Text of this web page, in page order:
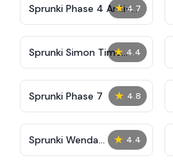
★ 4.7
Sprunki Phase 4 Anti-
Shifted
★ 4.4
Sprunki Simon Time
Phase 2
★ 4.8
Sprunki Phase 7
★ 4.4
Sprunki Wenda
Treatment Phase 40